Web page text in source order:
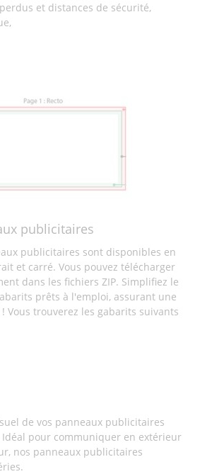
et distances de sécurité,
publicitaires
publicitaires sont disponibles en
et carré. Vous pouvez télécharger
dans les fichiers ZIP. Simplifiez le
prêts à l'emploi, assurant une
Vous trouverez les gabarits suivants
de vos panneaux publicitaires
Idéal pour communiquer en extérieur
nos panneaux publicitaires